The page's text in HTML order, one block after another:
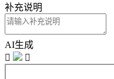
补充说明
AI生成

